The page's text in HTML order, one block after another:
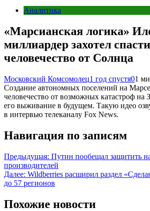
Аналитика
«Марсианская логика»
миллиардер захотел спасти
человечество от Солнца
Московский Комсомолец1 год спустя01
Создание автономных поселений на Марсе
человечество от возможных катастроф на
его выживание в будущем. Такую идео
в интервью телеканалу Fox News.
Навигация по записям
Предыдущая: Путин пообещал защитить
производителей
Далее: Wildberries расширил раздел
до 57 регионов
Похожие новости